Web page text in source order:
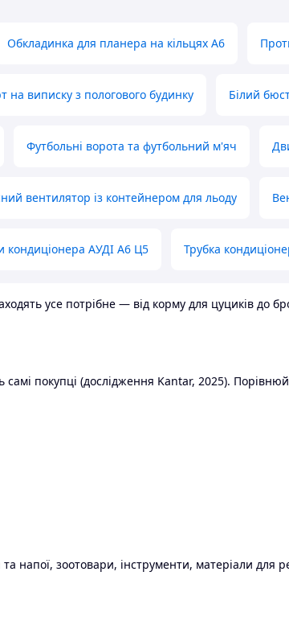
Обкладинка для планера на кільцях А6
виписку з пологового будинку Білий
Футбольні ворота та футбольний м'яч
вентилятор із контейнером для льоду
кондиціонера АУДІ А6 Ц5 Трубка
усе потрібне — від корму для цуциків до
покупці (дослідження Kantar, 2025).
напої, зоотовари, інструменти, матеріали для